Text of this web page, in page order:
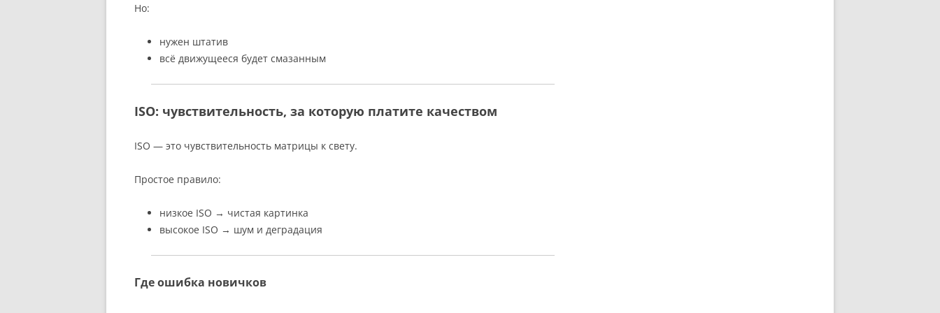
Но:
нужен штатив
всё движущееся будет смазанным
ISO: чувствительность, за которую платите качеством
ISO — это чувствительность матрицы к свету.
Простое правило:
низкое ISO → чистая картинка
высокое ISO → шум и деградация
Где ошибка новичков